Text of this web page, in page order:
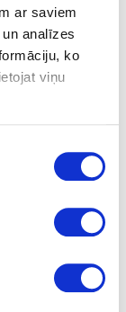
ar saviem
analīzes
ko
viņu